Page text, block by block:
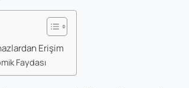
Erişim
Faydası